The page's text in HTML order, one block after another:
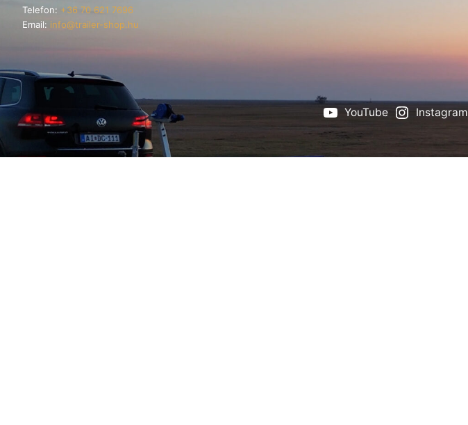
Telefon: +36 70 621 7696
Email: info@trailer-shop.hu
YouTube Instagram